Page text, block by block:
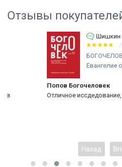
Отзывы
Шишкин Владимир
20 января
БОГОЧЕЛОВЕК.
Евангелие от...
Попов Богочеловек
Отличное иссдедование, даже
Назад